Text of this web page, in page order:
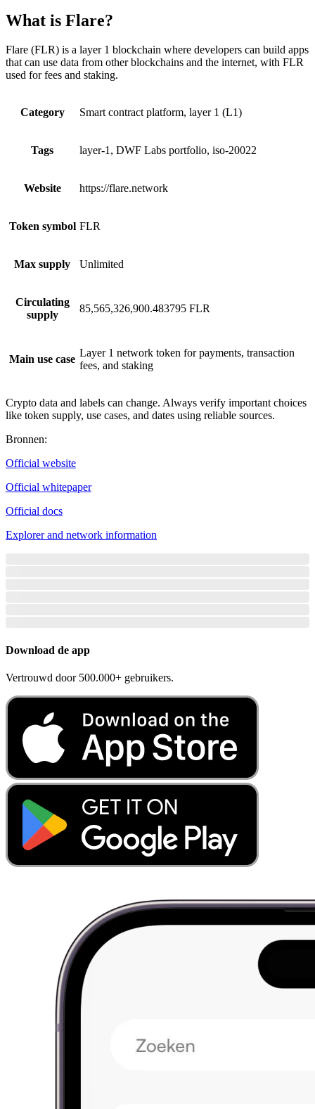
What is Flare?
Flare (FLR) is a layer 1 blockchain where developers can build apps
that can use data from other blockchains and the internet, with FLR
used for fees and staking.
Category Smart contract platform, layer 1 (L1)
Tags layer-1, DWF Labs portfolio, iso-20022
Website https://flare.network
Token symbol FLR
Max supply Unlimited
Circulating
supply
85,565,326,900.483795 FLR
Main use case
Layer 1 network token for payments, transaction
fees, and staking
Crypto data and labels can change. Always verify important choices
like token supply, use cases, and dates using reliable sources.
Bronnen:
Official website
Official whitepaper
Official docs
Explorer and network information
Download de app
Vertrouwd door 500.000+ gebruikers.